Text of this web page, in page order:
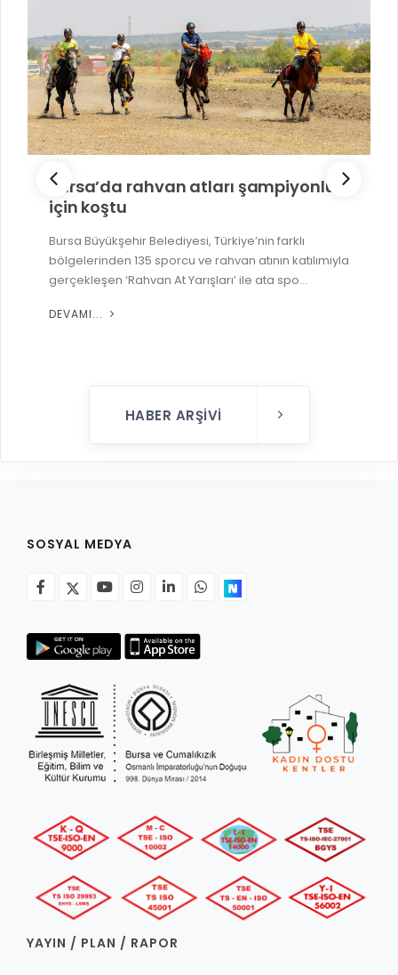
Bursa’da rahvan atları şampiyonluk
için koştu
Bursa Büyükşehir Belediyesi, Türkiye’nin farklı
bölgelerinden 135 sporcu ve rahvan atının katılımıyla
gerçekleşen ‘Rahvan At Yarışları’ ile ata spo...
DEVAMI...
HABER ARŞIVI
SOSYAL MEDYA
YAYIN / PLAN / RAPOR